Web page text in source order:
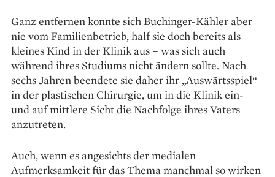
Ganz entfernen konnte sich Buchinger-Kähler aber
nie vom ­Familienbetrieb, half sie doch bereits als
kleines Kind in der Klinik aus – was sich auch
während ihres Studiums nicht ändern sollte. Nach
sechs Jahren beendete sie daher ihr „Auswärtsspiel“
in der plastischen Chi­rur­gie, um in die Klinik ein-
und auf mittlere Sicht die Nachfolge ihres ­Vaters
anzutreten.
Auch, wenn es angesichts der medialen
Aufmerksamkeit für das Thema manchmal so wirken